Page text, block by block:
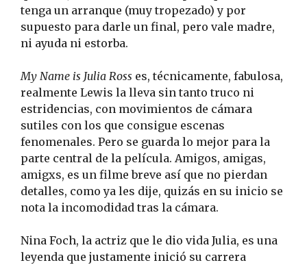
tenga un arranque (muy tropezado) y por
supuesto para darle un final, pero vale madre,
ni ayuda ni estorba.
My Name is Julia Ross es, técnicamente, fabulosa,
realmente Lewis la lleva sin tanto truco ni
estridencias, con movimientos de cámara
sutiles con los que consigue escenas
fenomenales. Pero se guarda lo mejor para la
parte central de la película. Amigos, amigas,
amigxs, es un filme breve así que no pierdan
detalles, como ya les dije, quizás en su inicio se
nota la incomodidad tras la cámara.
Nina Foch, la actriz que le dio vida Julia, es una
leyenda que justamente inició su carrera